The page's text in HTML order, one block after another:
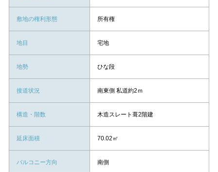
敷地の権利形態 所有権
地目 宅地
地勢 ひな段
接道状況 南東側 私道約2ｍ
構造・階数 木造スレート葺2階建
延床面積 70.02㎡
バルコニー方向 南側